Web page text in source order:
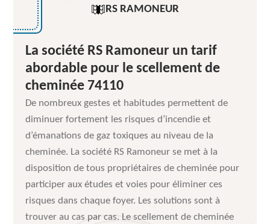
RS RAMONEUR
La société RS Ramoneur un tarif
abordable pour le scellement de
cheminée 74110
De nombreux gestes et habitudes permettent de
diminuer fortement les risques d’incendie et
d’émanations de gaz toxiques au niveau de la
cheminée. La société RS Ramoneur se met à la
disposition de tous propriétaires de cheminée pour
participer aux études et voies pour éliminer ces
risques dans chaque foyer. Les solutions sont à
trouver au cas par cas. Le scellement de cheminée